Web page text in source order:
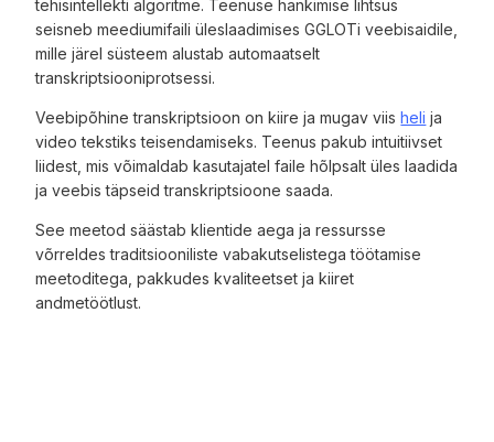
tehisintellekti algoritme. Teenuse hankimise lihtsus
seisneb meediumifaili üleslaadimises GGLOTi veebisaidile,
mille järel süsteem alustab automaatselt
transkriptsiooniprotsessi.
Veebipõhine transkriptsioon on kiire ja mugav viisheli ja
video tekstiks teisendamiseks. Teenus pakub intuitiivset
liidest, mis võimaldab kasutajatel faile hõlpsalt üles laadida
ja veebis täpseid transkriptsioone saada.
See meetod säästab klientide aega ja ressursse
võrreldes traditsiooniliste vabakutselistega töötamise
meetoditega, pakkudes kvaliteetset ja kiiret
andmetöötlust.